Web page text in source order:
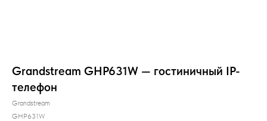
Grandstream GHP631W — гостиничный IP-
телефон
Grandstream
GHP631W